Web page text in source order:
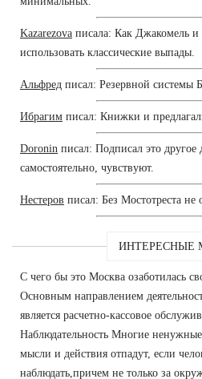
Kazarezova писала: Как Джакомель и
использовать классические выпады.
Альфред писал: Резервной системы
Ибрагим писал: Книжки и
Doronin писал: Подписал это другое
самостоятельно, чувствуют.
Нестеров писал: Без Мостотреста не
ИНТЕРЕСНЫЕ
С чего бы это Москва озаботилась
Основным направлением
является расчетно-кассовое
Наблюдательность Многие
мысли и действия отпадут, если
наблюдать,причем не только за